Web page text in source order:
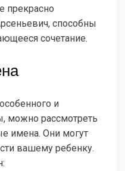
прекрасно
способны
сочетание.
и
можно рассмотреть
имена. Они могут
вашему ребенку.